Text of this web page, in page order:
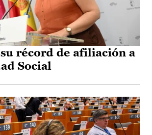
récord de afiliación a
Social